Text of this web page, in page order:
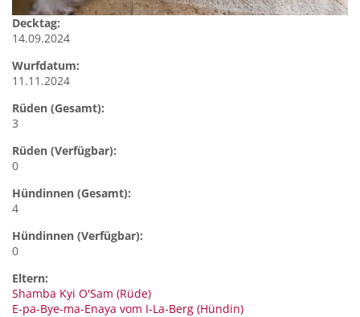
Decktag:
14.09.2024
Wurfdatum:
11.11.2024
Rüden (Gesamt):
3
Rüden (Verfügbar):
0
Hündinnen (Gesamt):
4
Hündinnen (Verfügbar):
0
Eltern:
Shamba Kyi O'Sam (Rüde)
E-pa-Bye-ma-Enaya vom I-La-Berg (Hündin)